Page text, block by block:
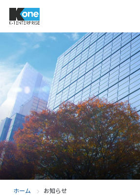
ホーム お知らせ